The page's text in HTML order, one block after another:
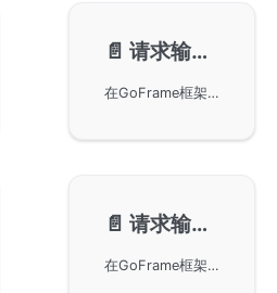
📄️ 请求输入-自定义参数
在GoFrame框架中设置和获取自定义请求参数。自定义变量具有最高优先级，可覆盖客户端提交的参数，适用于请求流程中的变量共享。本教程还提供实际代码示例，展示如何在中间件中使用SetParam和GetParam方法来管理请求参数。
📄️ 请求输入-文件上传
在GoFrame框架中实现文件上传的基本步骤和方法。借助HTTPClient章节提供的信息，开发者可以深入理解和掌握如何在应用程序中处理文件上传请求，以确保在实际应用中有效地管理文件数据。